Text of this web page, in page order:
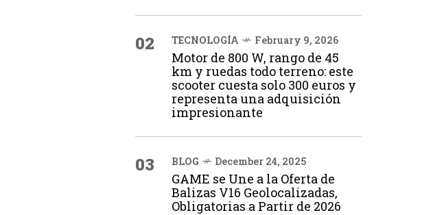
02 TECNOLOGÍA February 9, 2026
Motor de 800 W, rango de 45
km y ruedas todo terreno: este
scooter cuesta solo 300 euros y
representa una adquisición
impresionante
03 BLOG December 24, 2025
GAME se Une a la Oferta de
Balizas V16 Geolocalizadas,
Obligatorias a Partir de 2026